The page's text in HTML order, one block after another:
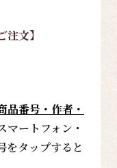
注文】
品番号・作者・
マートフォン・
をタップすると